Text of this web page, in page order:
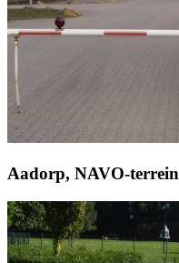
Aadorp, NAVO-terrein